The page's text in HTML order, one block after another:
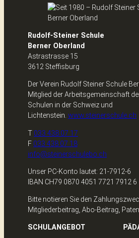
Rudolf-Steiner Schule
Berner Oberland
Astrastrasse 15
3612 Steffisburg
Der Verein Rudolf Steiner Schule
Mitglied der Arbeitsgemeinschaft
Schulen in der Schweiz und
Lichtenstein. www.steinerschule.ch
T 033 438 07 17
F 033 438 07 18
info@steinerschulebo.ch
Unser PC-Konto lautet: 21-7912-6
IBAN CH79 0870 4051 7721 7912 6
Bitte notieren Sie den
Mitgliederbeitrag, Abo-Beitrag,
SCHULANGEBOT